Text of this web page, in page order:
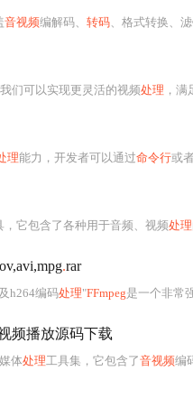
音视频编解码、 转码、格式转换、滤镜使用及参数
们可以实现更灵活的视频处理 ，
理能力，开发者可以通过命令行或
，它包含了各种用于音频、视频处理
.rar
h264编码处理"FFmpeg是一个非常
视频播放源码下载
体处理工具集，它包含了音视频编